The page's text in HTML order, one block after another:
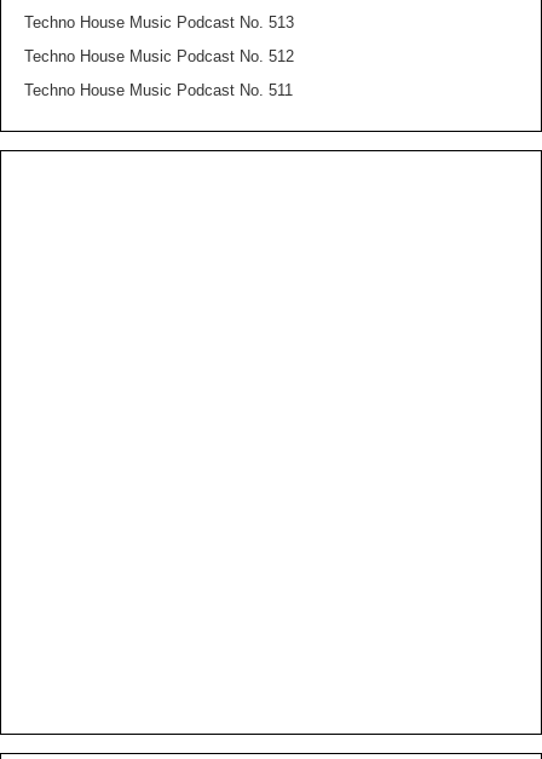
Techno House Music Podcast No. 513
Techno House Music Podcast No. 512
Techno House Music Podcast No. 511